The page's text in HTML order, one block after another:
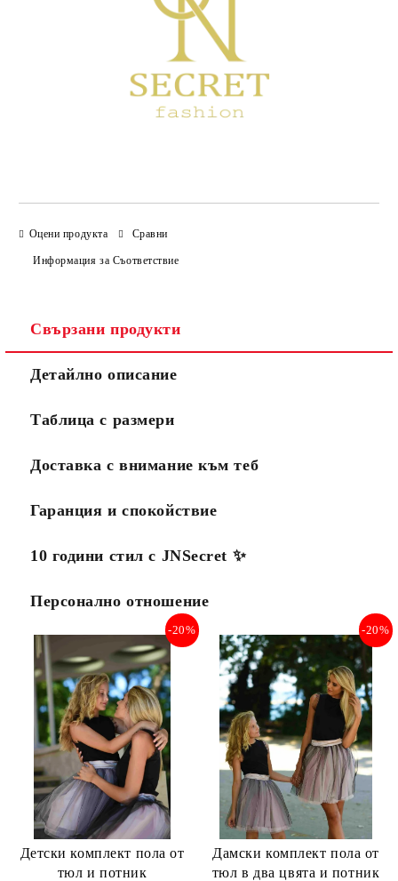
Оцени продукта Сравни
Информация за Съответствие
Свързани продукти
Детайлно описание
Таблица с размери
Доставка с внимание към теб
Гаранция и спокойствие
10 години стил с JNSecret ✨️
Персонално отношение
Детски комплект пола от
тюл и потник
-20%
Дамски комплект пола от
тюл в два цвята и потник
-20%